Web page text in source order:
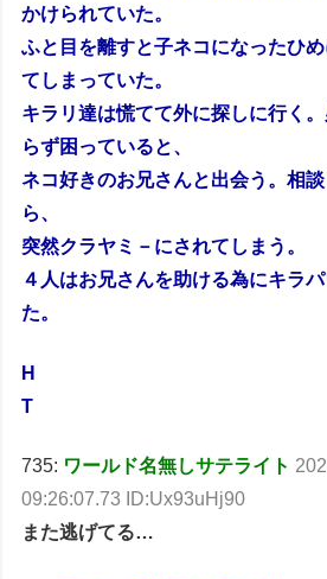
かけられていた。
ふと目を離すと子ネコになったひ
てしまっていた。
キラリ達は慌てて外に探しに行く
らず困っていると、
ネコ好きのお兄さんと出会う。相
ら、
突然クラヤミ－にされてしまう。
４人はお兄さんを助ける為にキラ
た。
H
T
735: ワールド名無しサテライト
09:26:07.73 ID:Ux93uHj90
また逃げてる…